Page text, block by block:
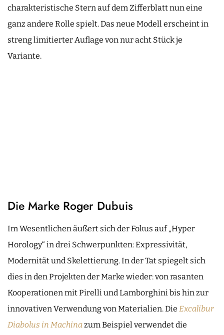
charakteristische Stern auf dem Zifferblatt nun eine
ganz andere Rolle spielt. Das neue Modell erscheint in
streng limitierter Auflage von nur acht Stück je
Variante.
Die Marke Roger Dubuis
Im Wesentlichen äußert sich der Fokus auf „Hyper
Horology“ in drei Schwerpunkten: Expressivität,
Modernität und Skelettierung. In der Tat spiegelt sich
dies in den Projekten der Marke wieder: von rasanten
Kooperationen mit Pirelli und Lamborghini bis hin zur
innovativen Verwendung von Materialien. Die Excalibur
Diabolus in Machinazum Beispiel verwendet die